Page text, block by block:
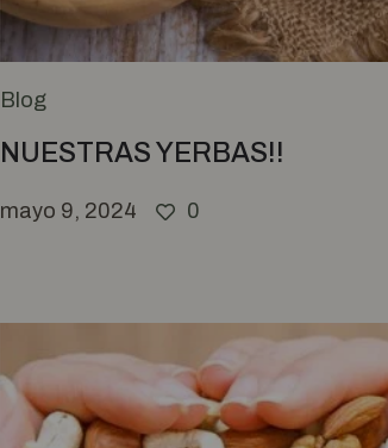
Blog
NUESTRAS YERBAS!!
mayo 9, 2024 0